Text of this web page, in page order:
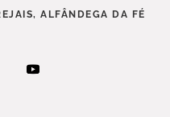
ALFÂNDEGA DA FÉ